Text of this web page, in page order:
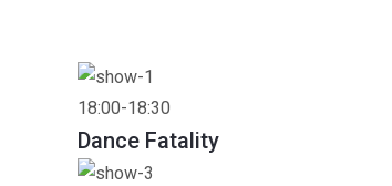
18:00-18:30
Dance Fatality